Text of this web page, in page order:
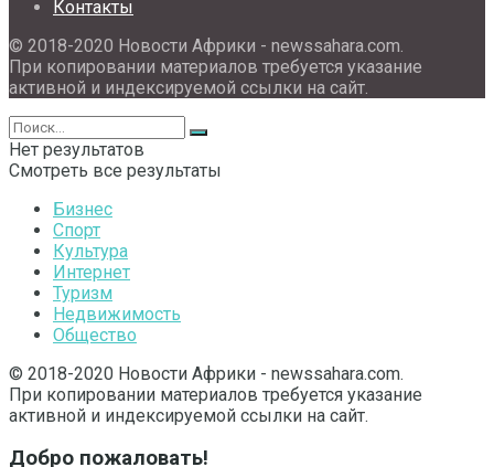
Контакты
© 2018-2020 Новости Африки - newssahara.com.
При копировании материалов требуется указание
активной и индексируемой ссылки на сайт.
Нет результатов
Смотреть все результаты
Бизнес
Спорт
Культура
Интернет
Туризм
Недвижимость
Общество
© 2018-2020 Новости Африки - newssahara.com.
При копировании материалов требуется указание
активной и индексируемой ссылки на сайт.
Добро пожаловать!